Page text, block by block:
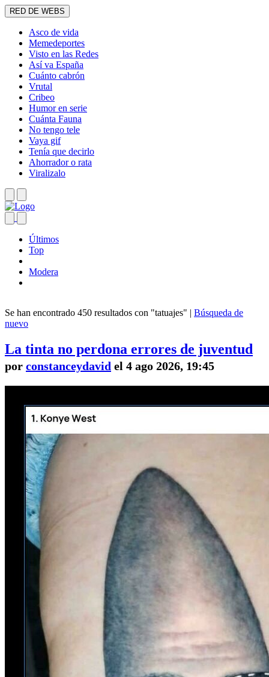
RED DE WEBS
Asco de vida
Memedeportes
Visto en las Redes
Así va España
Cuánto cabrón
Vrutal
Cribeo
Humor en serie
Cuánta Fauna
No tengo tele
Vaya gif
Tenía que decirlo
Ahorrador o rata
Viralizalo
Últimos
Top
Modera
Se han encontrado 450 resultados con "tatuajes" | Búsqueda de
nuevo
La tinta no perdona errores de juventud
por constanceydavid el 4 ago 2026, 19:45